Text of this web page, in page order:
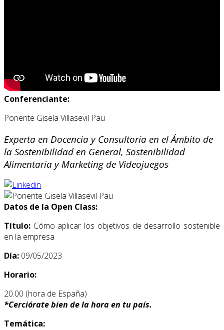
Conferenciante:
Ponente Gisela Villasevil Pau
Experta en Docencia y Consultoría en el Ámbito de
la Sostenibilidad en General, Sostenibilidad
Alimentaria y Marketing de Videojuegos
Datos de la Open Class:
Título: Cómo aplicar los objetivos de desarrollo sostenible
en la empresa
Día: 09/05/2023
Horario:
20.00 (hora de España)
*Cerciórate bien de la hora en tu país.
Temática: